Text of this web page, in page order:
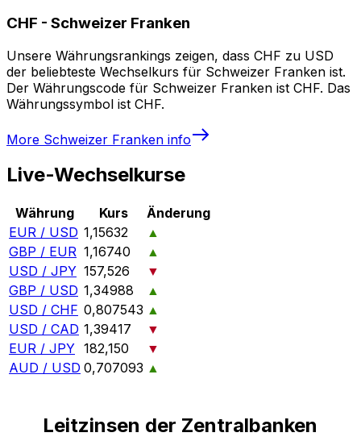
CHF - Schweizer Franken
Unsere Währungsrankings zeigen, dass CHF zu USD
der beliebteste Wechselkurs für Schweizer Franken ist.
Der Währungscode für Schweizer Franken ist CHF. Das
Währungssymbol ist CHF.
More Schweizer Franken info
Live-Wechselkurse
Währung Kurs
Änderung
EUR / USD 1,15632
▲
GBP / EUR 1,16740
▲
USD / JPY 157,526
▼
GBP / USD 1,34988
▲
USD / CHF 0,807543 ▲
USD / CAD 1,39417
▼
EUR / JPY 182,150
▼
AUD / USD 0,707093 ▲
Leitzinsen der Zentralbanken